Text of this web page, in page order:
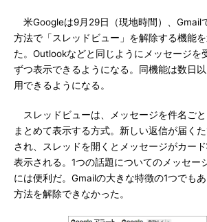
米Googleは9月29日（現地時間）、Gmail
方法で「スレッドビュー」を解除する機能
た。Outlookなどと同じようにメッセージを
ずつ表示できるようになる。同機能は数日
用できるようになる。
スレッドビューは、メッセージを件名ごと
まとめて表示する方式。新しい返信が届く
され、スレッドを開くとメッセージがカー
表示される。1つの話題についてのメッセー
には便利だ。Gmailの大きな特徴の1つでも
方法を解除できなかった。